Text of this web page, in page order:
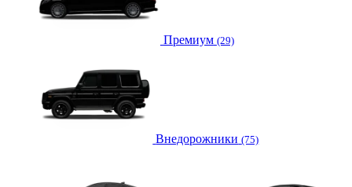
Премиум (29)
Внедорожники (75)